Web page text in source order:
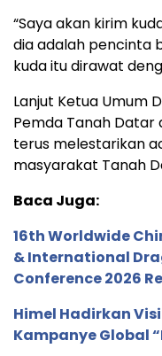
“Saya akan kirim
dia adalah pencinta
kuda itu dirawat
Lanjut Ketua Umum
Pemda Tanah Datar
terus melestarikan
masyarakat Tanah
Baca Juga:
16th Worldwide
& International
Conference 2026
Himel Hadirkan
Kampanye Global